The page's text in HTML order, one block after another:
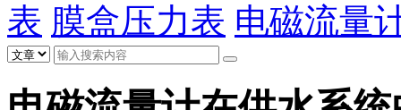
表 膜盒压力表 电磁流量